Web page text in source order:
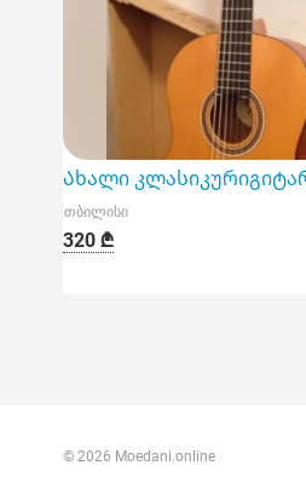
Ახალი
თბილისი
320 ₾
© 2026 Moedani.online